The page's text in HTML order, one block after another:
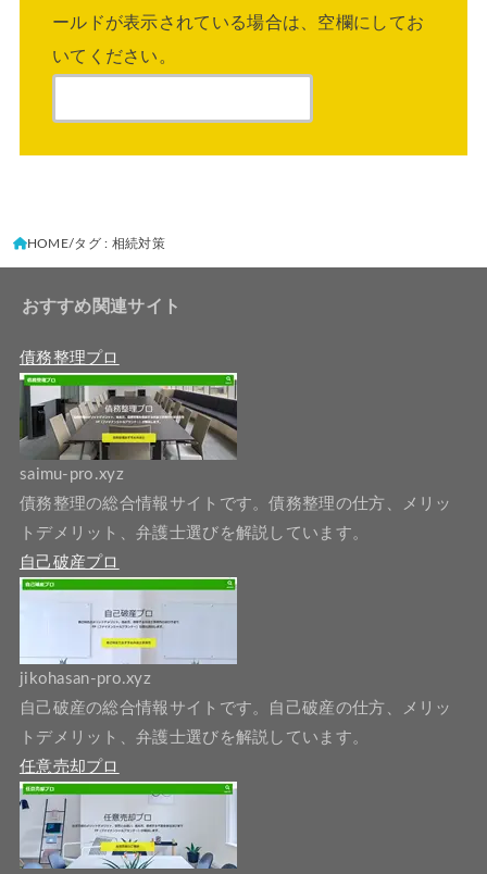
ールドが表示されている場合は、空欄にしてお
いてください。
HOME タグ : 相続対策
おすすめ関連サイト
債務整理プロ
saimu-pro.xyz
債務整理の総合情報サイトです。債務整理の仕方、メリッ
トデメリット、弁護士選びを解説しています。
自己破産プロ
jikohasan-pro.xyz
自己破産の総合情報サイトです。自己破産の仕方、メリッ
トデメリット、弁護士選びを解説しています。
任意売却プロ